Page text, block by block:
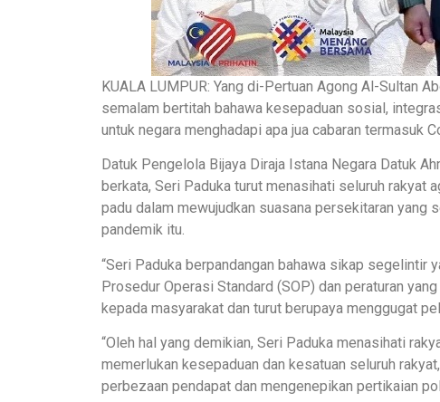
KUALA LUMPUR: Yang di-Pertuan Agong Al-Sultan
semalam bertitah bahawa kesepaduan sosial,
untuk negara menghadapi apa jua cabaran termasuk
Datuk Pengelola Bijaya Diraja Istana Negara Datuk
berkata, Seri Paduka turut menasihati seluruh rakyat
padu dalam mewujudkan suasana persekitaran yang
pandemik itu.
“Seri Paduka berpandangan bahawa sikap segelintir
Prosedur Operasi Standard (SOP) dan peraturan
kepada masyarakat dan turut berupaya menggugat
“Oleh hal yang demikian, Seri Paduka menasihati
memerlukan kesepaduan dan kesatuan seluruh
perbezaan pendapat dan mengenepikan pertikaian